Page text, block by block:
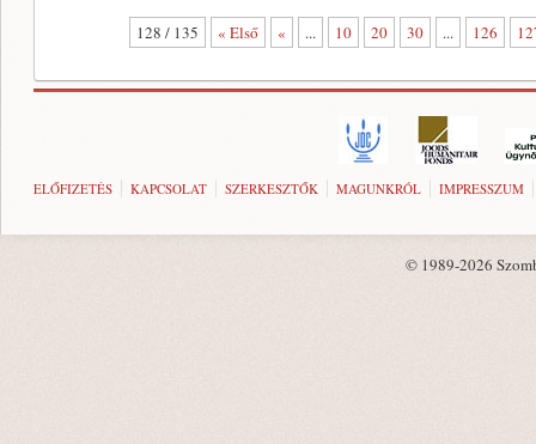
128 / 135 « Első « ... 10 20 30 ... 126
ELŐFIZETÉS KAPCSOLAT SZERKESZTŐK MAGUNKRÓL IMPRESSZUM
© 1989-2026